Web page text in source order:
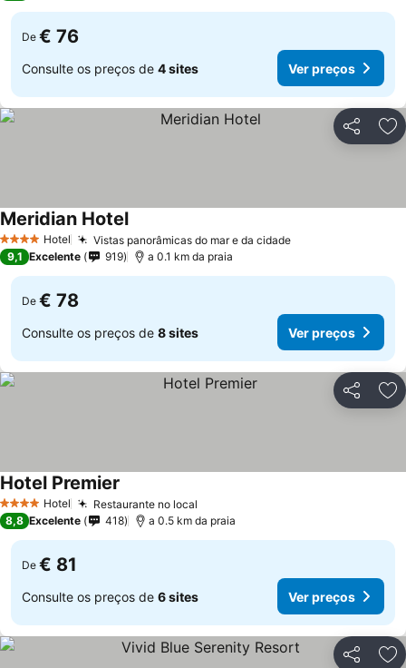
De € 76
Consulte os preços de 4 sites Ver preços
Partilhar
4 EstrelasHotel Vistas panorâmicas do mar e da cidade
Meridian Hotel
9,1 Excelente 919 a 0.1 km da praia
De € 78
Consulte os preços de 8 sites Ver preços
Partilhar
4 EstrelasHotel Restaurante no local
Hotel Premier
8,8 Excelente 418 a 0.5 km da praia
De € 81
Consulte os preços de 6 sites Ver preços
Partilhar